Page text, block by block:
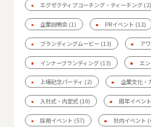
エグゼクティブコーチング・ティーチング (2)
企業説明会 (1) PRイベント (12)
ブランディングムービー (13) ア
インナーブランディング (13) エ
上場記念パーティ (2) 企業文化・
入社式・内定式 (10) 周年イベン
採用イベント (57) 社内イベント